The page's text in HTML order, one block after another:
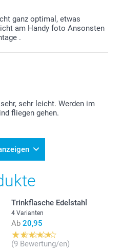
Kontakt auf:
Bei einem
Sie selbstverständlich
bei Bild oder
smartgarantie. Freundliche
ganz optimal, etwas
am Handy foto Ansonsten
.
sehr leicht. Werden im
fliegen gehen.
Trinkflasche Edelstahl
4 Varianten
Ab 20,95
(9 Bewertung/en)